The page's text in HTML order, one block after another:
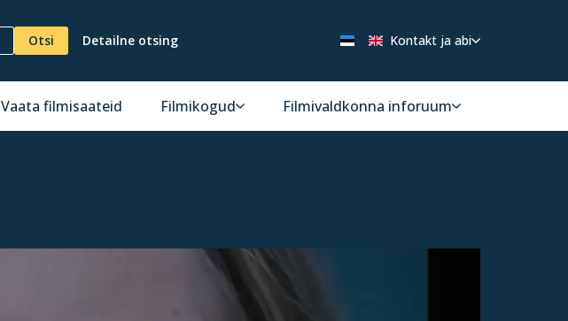
Otsi Detailne otsing Kontakt ja abi
Vaata filmisaateid Filmikogud Filmivaldkonna inforuum